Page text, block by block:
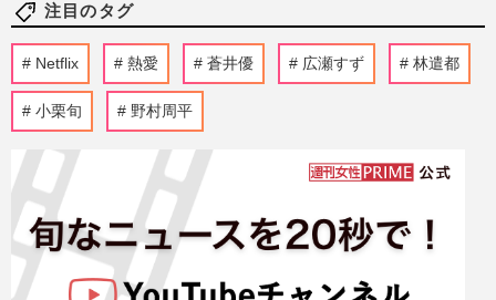
注目のタグ
Netflix 熱愛 蒼井優 広瀬すず 林遣都
小栗旬 野村周平